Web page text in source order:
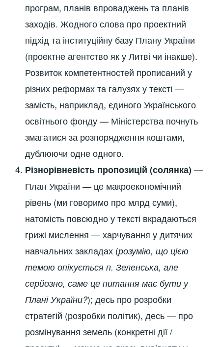
програм, планів впроваджень та планів
заходів. Жодного слова про проектний
підхід та інституційну базу Плану України
(проектне агентство як у Литві чи інакше).
Розвиток компетентностей прописаний у
різних реформах та галузях у тексті —
замість, наприклад, єдиного Українського
освітнього фонду — Міністерства почнуть
змагатися за розпорядження коштами,
дублюючи одне одного.
Різнорівневість пропозицій (солянка)—
План України — це макроекономічний
рівень (ми говоримо про млрд суми),
натомість повсюдно у тексті вкрадаються
грижі мислення — харчування у дитячих
навчальних закладах (розумію, що цією
темою опікується п. Зеленська, але
серйозно, саме це питання має бути у
Плані України?); десь про розробки
стратегій (розробки політик), десь — про
розмінування земель (конкретні дії /